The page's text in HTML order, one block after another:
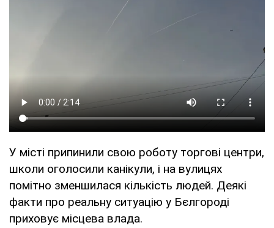
У місті припинили свою роботу торгові центри,
школи оголосили канікули, і на вулицях
помітно зменшилася кількість людей. Деякі
факти про реальну ситуацію у Бєлгороді
приховує місцева влада.